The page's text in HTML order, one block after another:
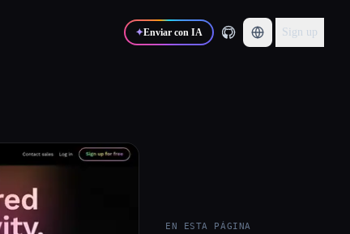
✦Enviar con IA Sign up
EN ESTA PÁGINA